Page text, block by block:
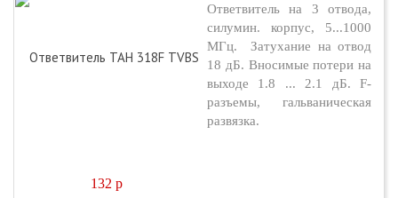
132 p
Ответвитель на 3 отвода,
силумин. корпус, 5...1000
МГц. Затухание на отвод
18 дБ. Вносимые потери на
выходе 1.8 ... 2.1 дБ. F-
разъемы, гальваническая
развязка.